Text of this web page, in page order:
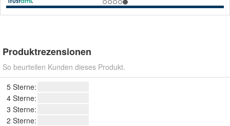
Produktrezensionen
So beurteilen Kunden dieses Produkt.
5 Sterne:
4 Sterne:
3 Sterne:
2 Sterne: